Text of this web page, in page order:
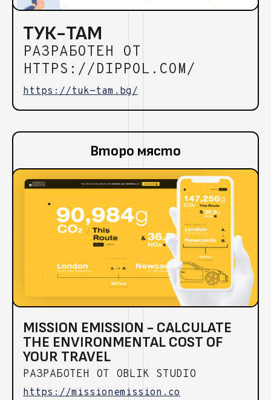
ТУК-ТАМ
РАЗРАБОТЕН ОТ
HTTPS://DIPPOL.COM/
https://tuk-tam.bg/
Второ място
MISSION EMISSION - CALCULATE
THE ENVIRONMENTAL COST OF
YOUR TRAVEL
РАЗРАБОТЕН ОТ OBLIK STUDIO
https://missionemission.co